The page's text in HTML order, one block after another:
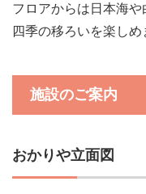
フロアからは日本海
四季の移ろいを楽しめ
施設のご案内
おかりや立面図